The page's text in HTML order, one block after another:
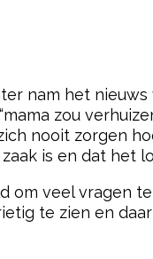
nam het
zou
nooit zorgen
is en dat het
om veel vragen
te zien en